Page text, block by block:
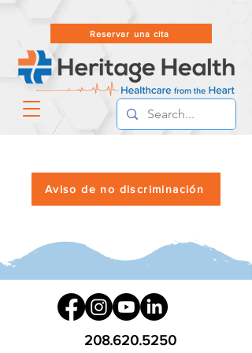
Reservar una cita
Aviso de no discriminación
208.620.5250